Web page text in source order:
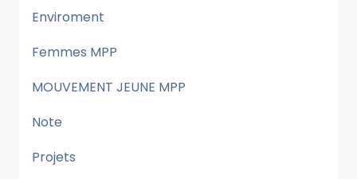
Enviroment
Femmes MPP
MOUVEMENT JEUNE MPP
Note
Projets